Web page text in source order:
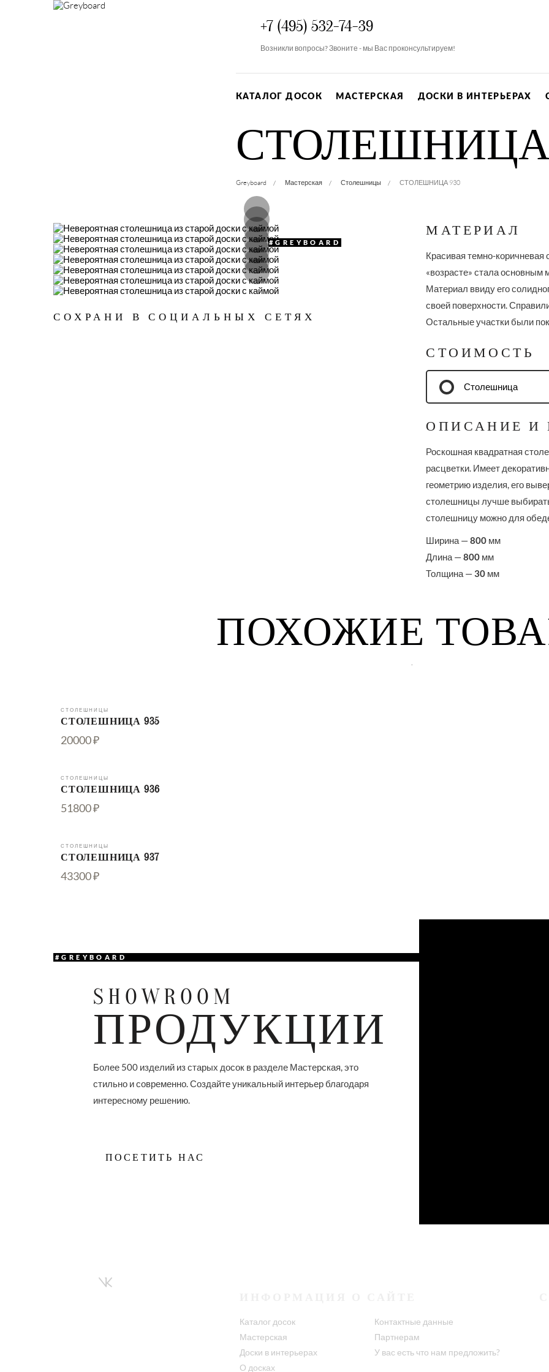
+7 (495) 532-74-39
Возникли вопросы? Звоните - мы Вас проконсультируем!
КАТАЛОГ ДОСОК МАСТЕРСКАЯ ДОСКИ В ИНТЕРЬЕРАХ
СТОЛЕШНИЦА
Greyboard Мастерская Столешницы СТОЛЕШНИЦА 930
#GREYBOARD
СОХРАНИ В СОЦИАЛЬНЫХ СЕТЯХ
МАТЕРИАЛ
Красивая темно-коричневая
«возрасте» стала
Материал ввиду его
своей поверхности.
Остальные участки были
СТОИМОСТЬ
Столешница
ОПИСАНИЕ И
Роскошная квадратная
расцветки. Имеет
геометрию изделия, его
столешницы лучше
столешницу можно для
Ширина —800 мм
Длина —800 мм
Толщина —30 мм
ПОХОЖИЕ
СТОЛЕШНИЦЫ
СТОЛЕШНИЦА 935
20000 ₽
СТОЛЕШНИЦЫ
СТОЛЕШНИЦА 936
51800 ₽
СТОЛЕШНИЦЫ
СТОЛЕШНИЦА 937
43300 ₽
#GREYBOARD
SHOWROOM
ПРОДУКЦИИ
Более 500 изделий из старых досок в разделе Мастерская, это
стильно и современно. Создайте уникальный интерьер благодаря
интересному решению.
ПОСЕТИТЬ НАС
Каталог досок
Мастерская
Доски в интерьерах
О досках
Контактные данные
Партнерам
У вас есть что нам предложить?